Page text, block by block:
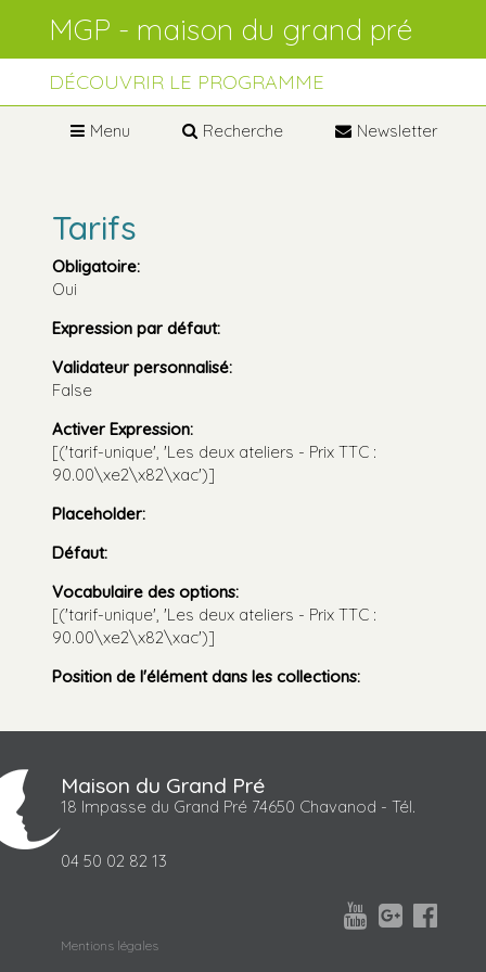
Aller
navigation
personnels
DÉCOUVRIR LE PROGRAMME
Menu Recherche Newsletter
Tarifs
Obligatoire:
Oui
Expression par défaut:
Validateur personnalisé:
False
Activer Expression:
[('tarif-unique', 'Les deux ateliers - Prix TTC :
90.00\xe2\x82\xac')]
Placeholder:
Défaut:
Vocabulaire des options:
[('tarif-unique', 'Les deux ateliers - Prix TTC :
90.00\xe2\x82\xac')]
Position de l'élément dans les collections:
Maison du Grand Pré
18 Impasse du Grand Pré 74650 Chavanod - Tél.
04 50 02 82 13



Mentions légales